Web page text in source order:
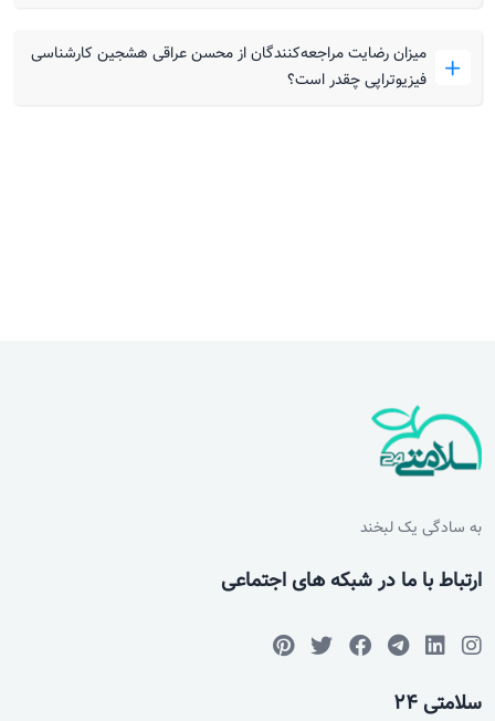
میزان رضایت مراجعه‌کنندگان از محسن عراقی هشجین کارشناسی
فیزیوتراپی چقدر است؟
به سادگی یک لبخند
ارتباط با ما در شبکه های اجتماعی
سلامتی 24